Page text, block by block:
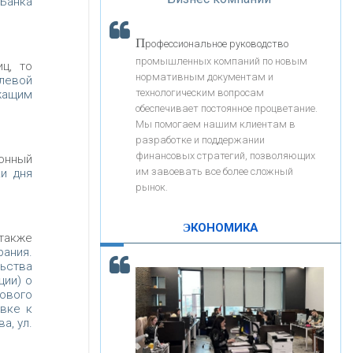
то
дня
о
к
ул.
«РОСЕВРОБАНК»
«ПРЕСС-СЛУЖБА ВТБ24»
«АВТОГРАДБАНК»
КОНТАКТЫ
«Интервью»
Скорость - один из главных трендов в
кредитовании бизнеса - «Интервью»
Профессиональное руководство
промышленных компаний по новым
нормативным документам и
технологическим вопросам
обеспечивает постоянное процветание.
Мы помогаем нашим клиентам в
разработке и поддержании
финансовых стратегий, позволяющих
им завоевать все более сложный
рынок.
ЭКОНОМИКА